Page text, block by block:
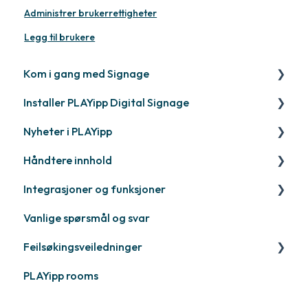
Administrer brukerrettigheter
Legg til brukere
Kom i gang med Signage
Kom i gang med PLAYipp
Installer og aktiver skjermer
Webinar
Installer PLAYipp Digital Signage
PLAYport
LG
Samsung
Philips
Annen
Nyheter i PLAYipp
Kommer snart
Nylig lansert
Håndtere innhold
Håndtere innhold
Quicknote
Widgets
Annen
Integrasjoner og funksjoner
Third party widgets
Feeds
Business intelligence
Vanlige spørsmål og svar
Feilsøkingsveiledninger
PLAYPort
PLAYipp rooms